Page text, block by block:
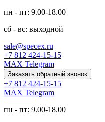
пн - пт: 9.00-18.00
сб - вс: выходной
sale@specex.ru
+7 812 424-15-15
MAX Telegram
Заказать обратный звонок
+7 812 424-15-15
MAX Telegram
пн - пт: 9.00-18.00